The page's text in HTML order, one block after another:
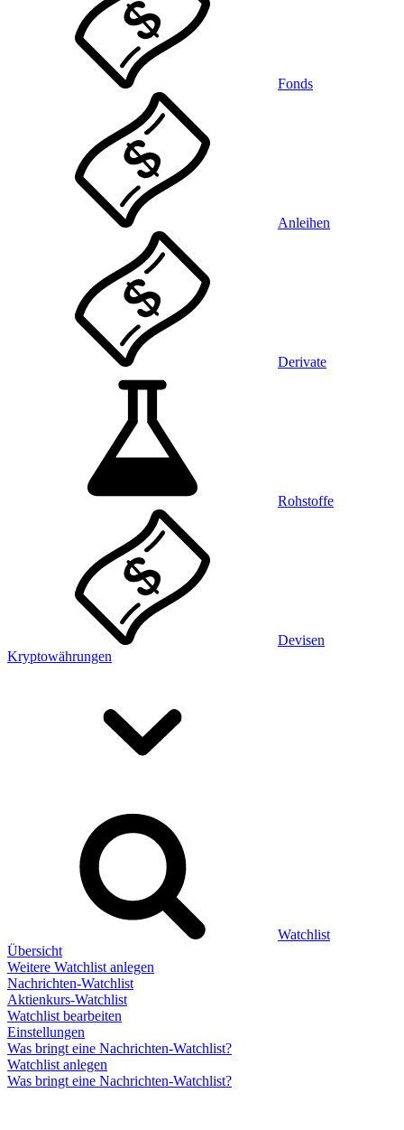
Fonds
Anleihen
Derivate
Rohstoffe
Devisen
Kryptowährungen
Watchlist
Übersicht
Weitere Watchlist anlegen
Nachrichten-Watchlist
Aktienkurs-Watchlist
Watchlist bearbeiten
Einstellungen
Was bringt eine Nachrichten-Watchlist?
Watchlist anlegen
Was bringt eine Nachrichten-Watchlist?